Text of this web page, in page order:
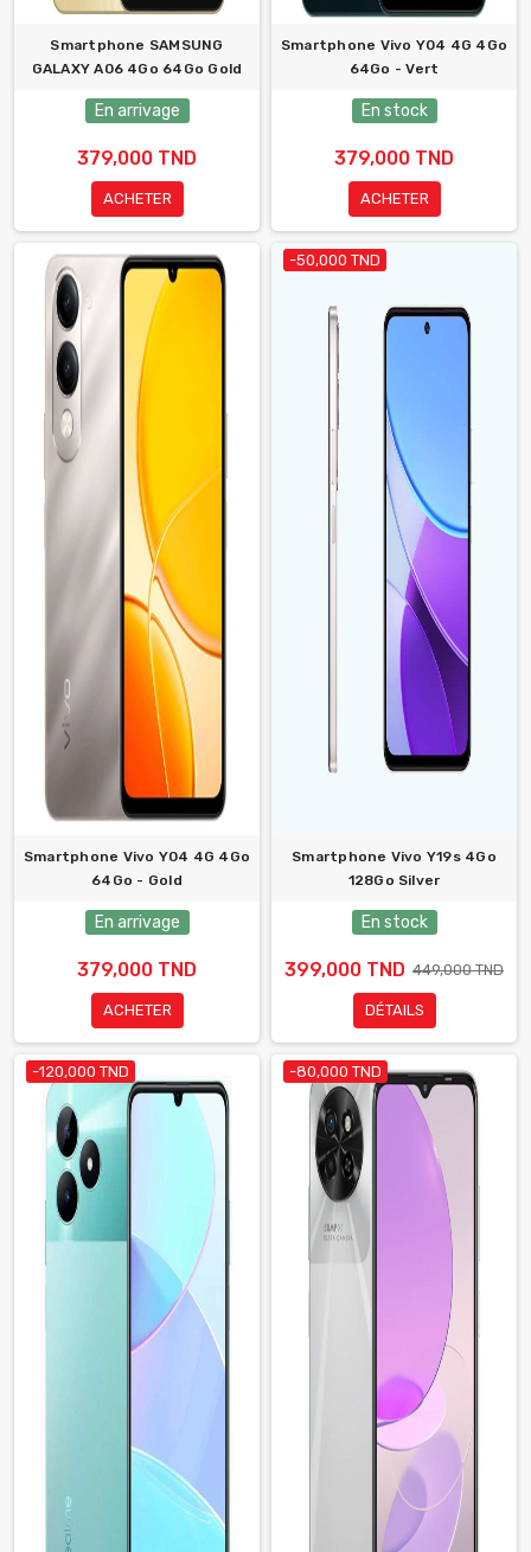
Smartphone SAMSUNG
GALAXY A06 4Go 64Go Gold
En arrivage
379,000 TND
ACHETER
Smartphone Vivo Y04 4G 4Go
64Go - Vert
En stock
379,000 TND
ACHETER
Smartphone Vivo Y04 4G 4Go
64Go - Gold
En arrivage
379,000 TND
ACHETER
-50,000 TND
Smartphone Vivo Y19s 4Go
128Go Silver
En stock
399,000 TND 449,000 TND
DÉTAILS
-120,000 TND -80,000 TND